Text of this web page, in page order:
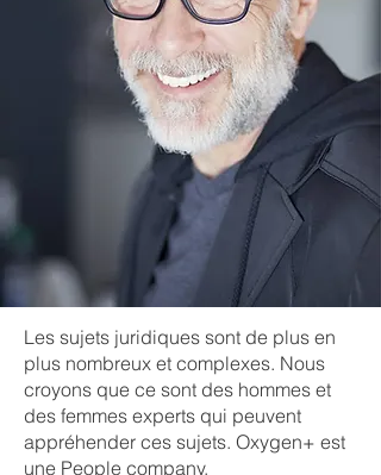
Les sujets juridiques sont de plus en
plus nombreux et complexes. Nous
croyons que ce sont des hommes et
des femmes experts qui peuvent
appréhender ces sujets. Oxygen+ est
une People company.